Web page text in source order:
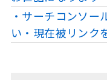
・サーチコンソー
い・現在被リンク